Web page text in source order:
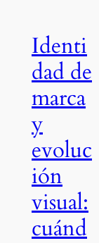
Identi
dad de
marca
y
evoluc
ión
visual:
cuánd